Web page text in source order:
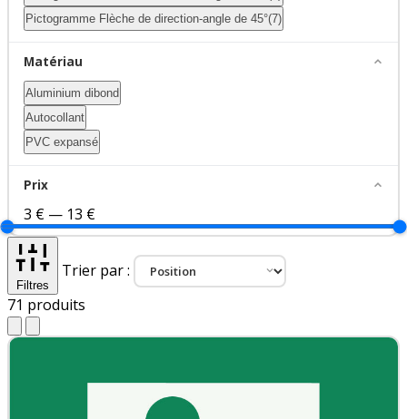
Pictogramme Flèche de direction-angle de 45°(7)
Matériau
Aluminium dibond
Autocollant
PVC expansé
Prix
3 € — 13 €
Filtres
Trier par :
71 produits